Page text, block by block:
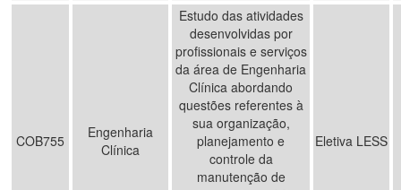
COB755
Engenharia
Clínica
Estudo das atividades
desenvolvidas por
profissionais e serviços
da área de Engenharia
Clínica abordando
questões referentes à
sua organização,
planejamento e
controle da
manutenção de
Eletiva LESS